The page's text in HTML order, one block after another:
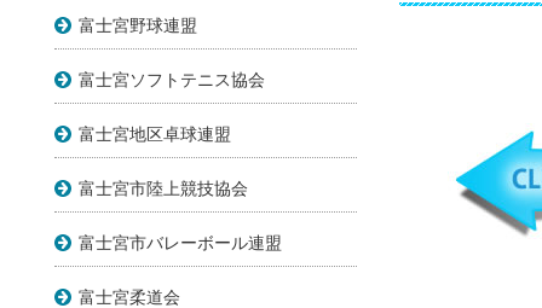
富士宮野球連盟
富士宮ソフトテニス協会
富士宮地区卓球連盟
富士宮市陸上競技協会
富士宮市バレーボール連盟
富士宮柔道会